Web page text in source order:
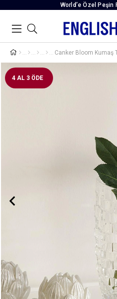
World’e Özel Peşin
Canker Bloom Kumaş
4 AL 3 ÖDE